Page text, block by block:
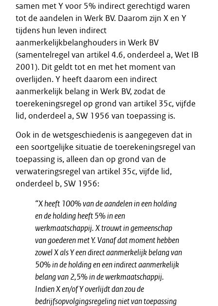
samen met Y voor 5% indirect gerechtigd waren
tot de aandelen in Werk BV. Daarom zijn X en Y
tijdens hun leven indirect
aanmerkelijkbelanghouders in Werk BV
(samentelregel van artikel 4.6, onderdeel a, Wet IB
2001). Dit geldt tot en met het moment van
overlijden. Y heeft daarom een indirect
aanmerkelijk belang in Werk BV, zodat de
toerekeningsregel op grond van artikel 35c, vijfde
lid, onderdeel a, SW 1956 van toepassing is.
Ook in de wetsgeschiedenis is aangegeven dat in
een soortgelijke situatie de toerekeningsregel van
toepassing is, alleen dan op grond van de
verwateringsregel van artikel 35c, vijfde lid,
onderdeel b, SW 1956:
“X heeft 100% van de aandelen in een holding
en de holding heeft 5% in een
werkmaatschappij. X trouwt in gemeenschap
van goederen met Y. Vanaf dat moment hebben
zowel X als Y een direct aanmerkelijk belang van
50% in de holding en een indirect aanmerkelijk
belang van 2,5% in de werkmaatschappij.
Indien X en/of Y overlijdt dan zou de
bedrijfsopvolgingsregeling niet van toepassing